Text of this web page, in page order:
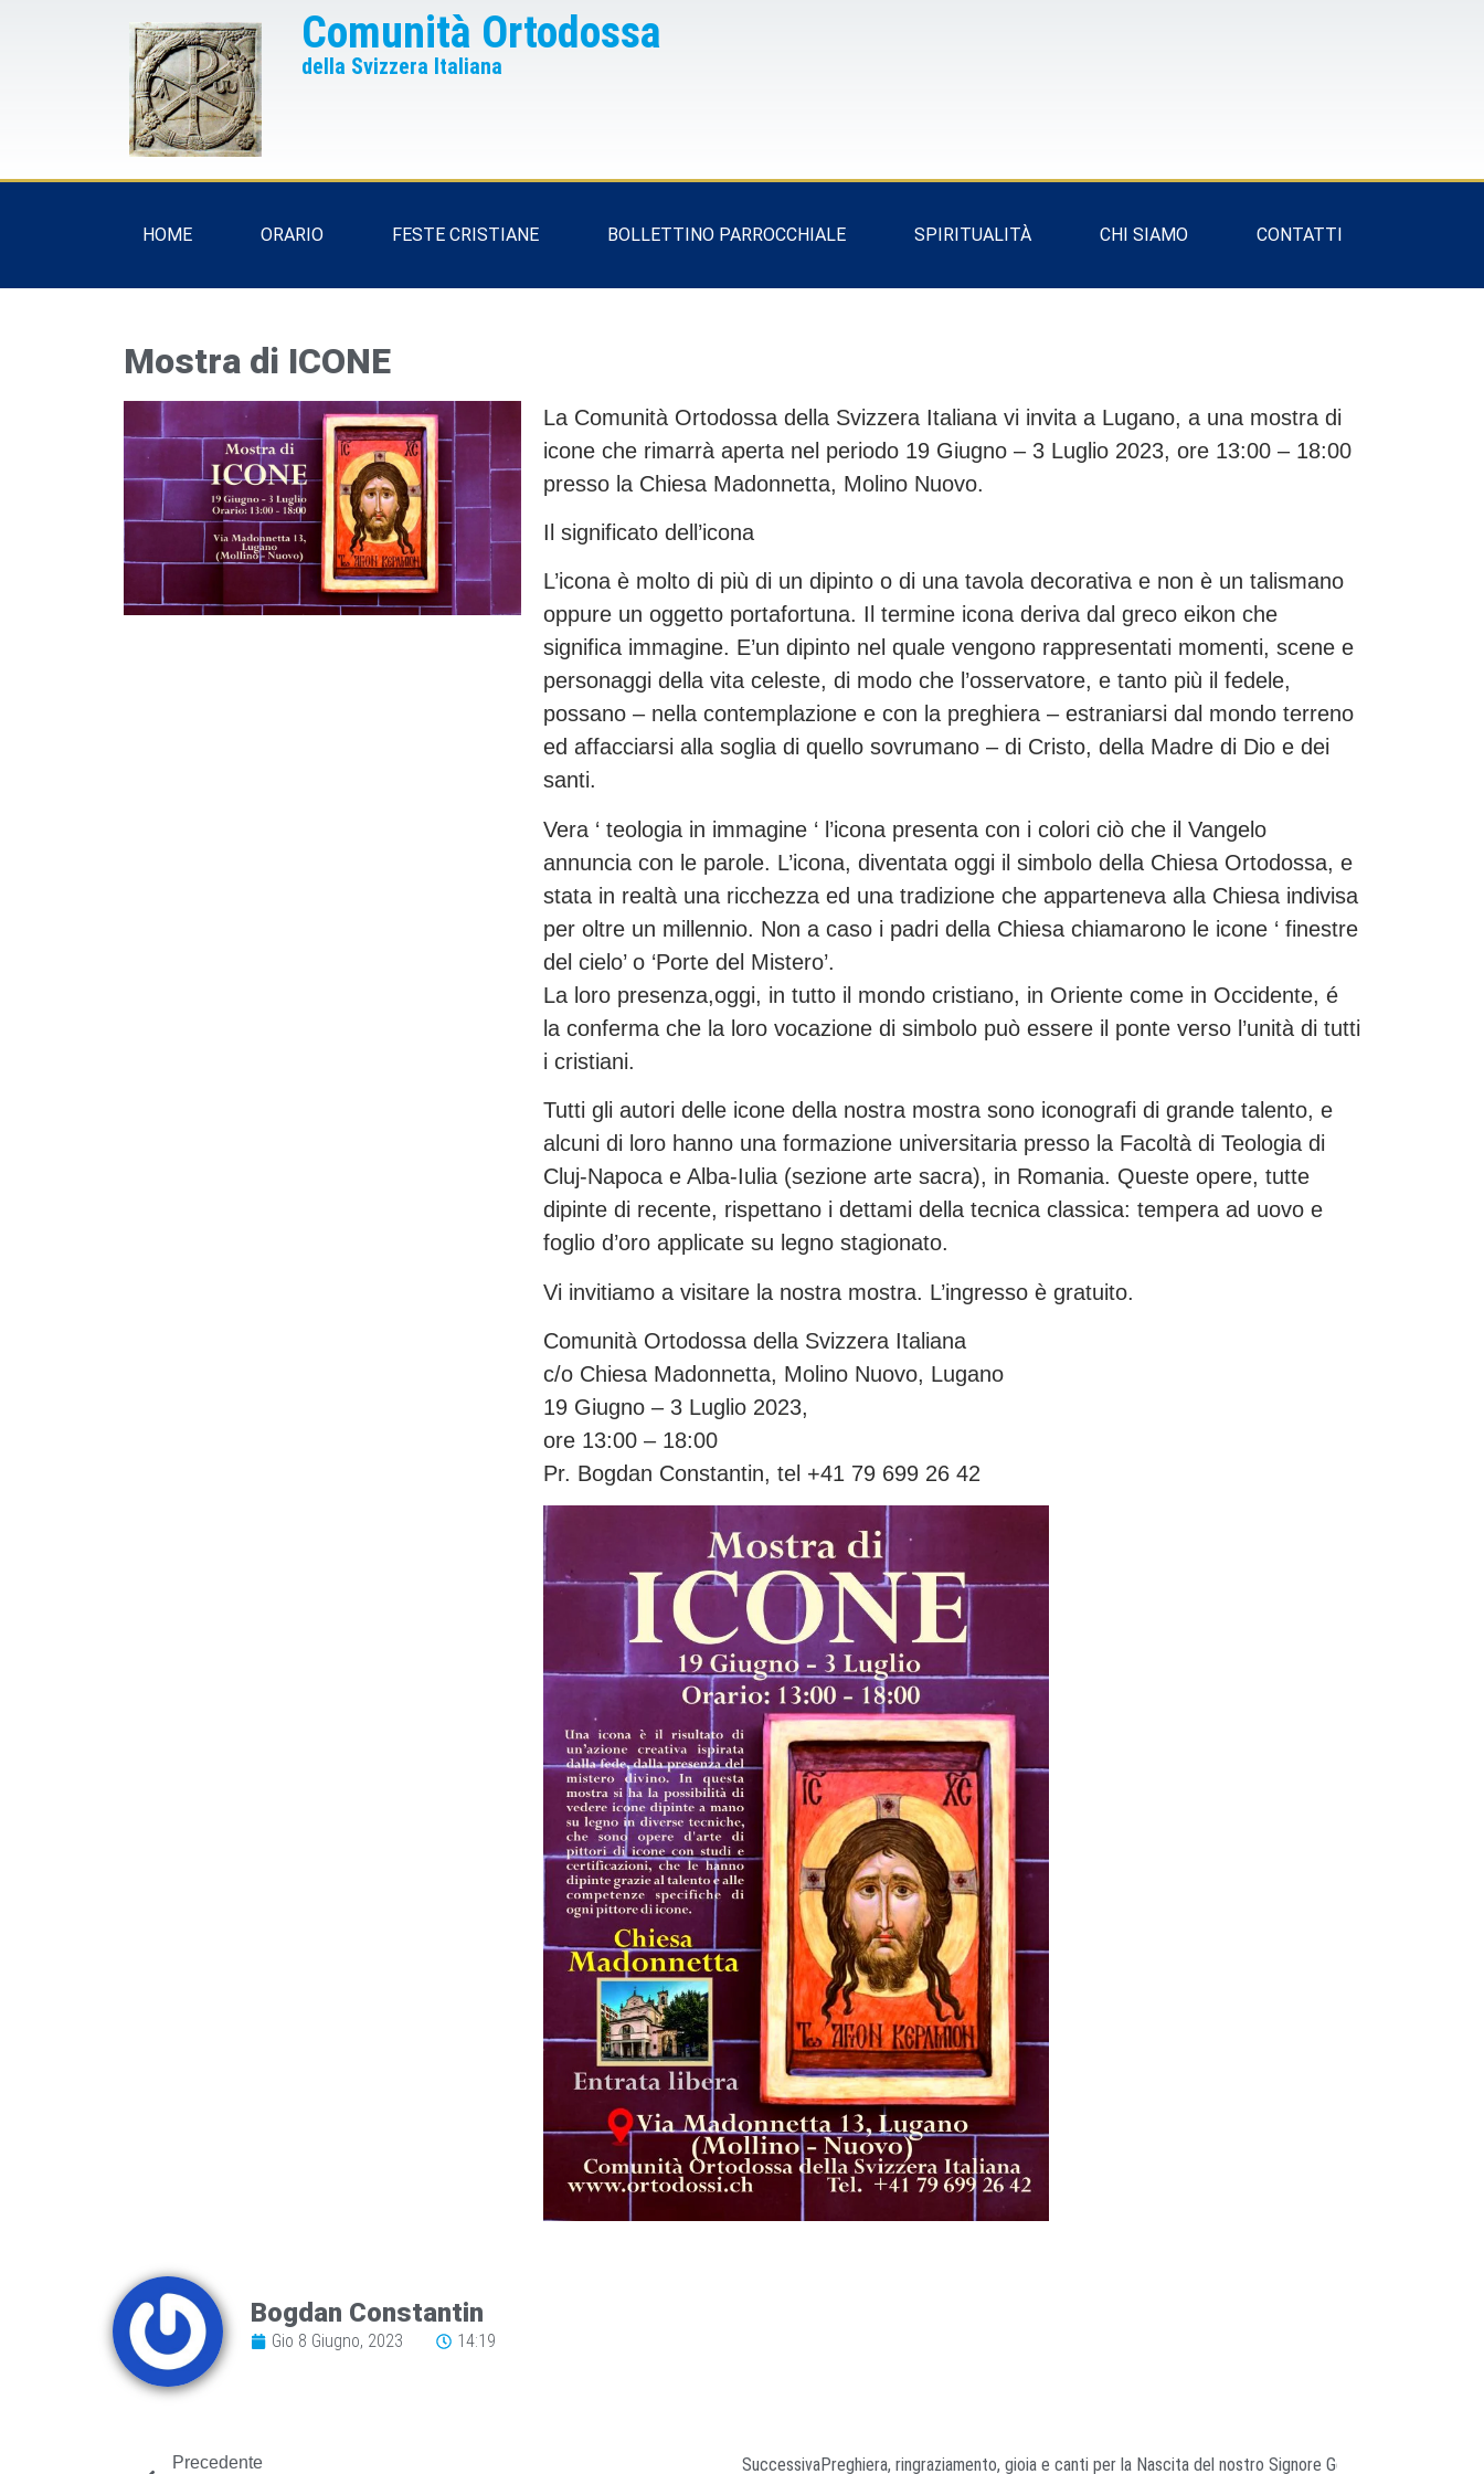
Comunità Ortodossa
della Svizzera Italiana
HOME ORARIO FESTE CRISTIANE BOLLETTINO PARROCCHIALE SPIRITUALITÀ CHI SIAMO CONTATTI
Mostra di ICONE
La Comunità Ortodossa della Svizzera Italiana vi invita a Lugano, a una mostra di
icone che rimarrà aperta nel periodo 19 Giugno – 3 Luglio 2023, ore 13:00 – 18:00
presso la Chiesa Madonnetta, Molino Nuovo.
Il significato dell’icona
L’icona è molto di più di un dipinto o di una tavola decorativa e non è un talismano
oppure un oggetto portafortuna. Il termine icona deriva dal greco eikon che
significa immagine. E’un dipinto nel quale vengono rappresentati momenti, scene e
personaggi della vita celeste, di modo che l’osservatore, e tanto più il fedele,
possano – nella contemplazione e con la preghiera – estraniarsi dal mondo terreno
ed affacciarsi alla soglia di quello sovrumano – di Cristo, della Madre di Dio e dei
santi.
Vera ‘ teologia in immagine ‘ l’icona presenta con i colori ciò che il Vangelo
annuncia con le parole. L’icona, diventata oggi il simbolo della Chiesa Ortodossa, e
stata in realtà una ricchezza ed una tradizione che apparteneva alla Chiesa indivisa
per oltre un millennio. Non a caso i padri della Chiesa chiamarono le icone ‘ finestre
del cielo’ o ‘Porte del Mistero’.
La loro presenza,oggi, in tutto il mondo cristiano, in Oriente come in Occidente, é
la conferma che la loro vocazione di simbolo può essere il ponte verso l’unità di tutti
i cristiani.
Tutti gli autori delle icone della nostra mostra sono iconografi di grande talento, e
alcuni di loro hanno una formazione universitaria presso la Facoltà di Teologia di
Cluj-Napoca e Alba-Iulia (sezione arte sacra), in Romania. Queste opere, tutte
dipinte di recente, rispettano i dettami della tecnica classica: tempera ad uovo e
foglio d’oro applicate su legno stagionato.
Vi invitiamo a visitare la nostra mostra. L’ingresso è gratuito.
Comunità Ortodossa della Svizzera Italiana
c/o Chiesa Madonnetta, Molino Nuovo, Lugano
19 Giugno – 3 Luglio 2023,
ore 13:00 – 18:00
Pr. Bogdan Constantin, tel +41 79 699 26 42
Bogdan Constantin
Gio 8 Giugno, 2023 14:19
Precedente SuccessivaPreghiera, ringraziamento, gioia e canti per la Nascita del nostro Signore Gesù Cristo